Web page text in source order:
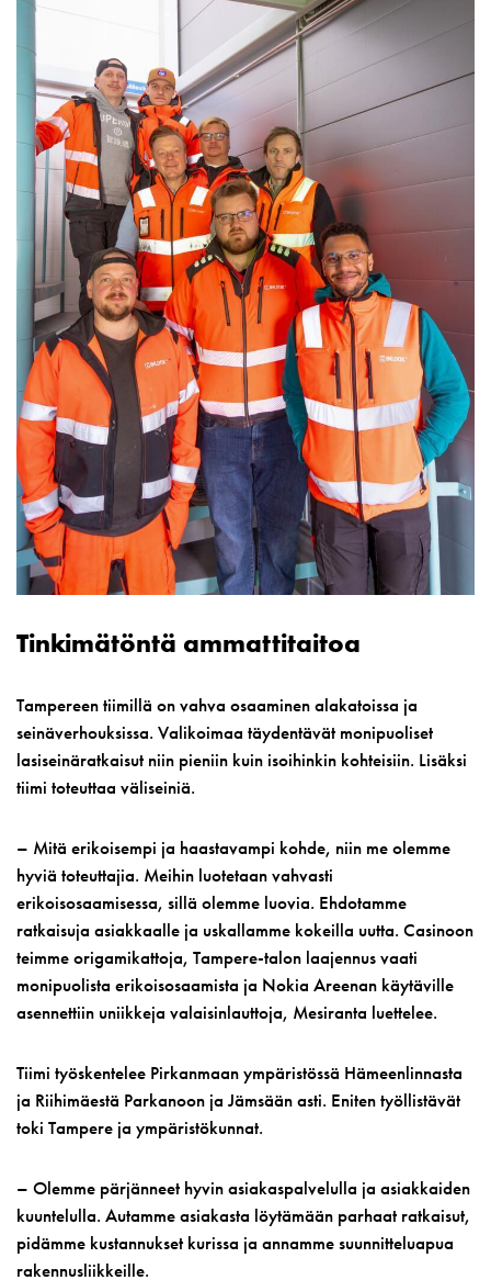
Tinkimätöntä ammattitaitoa
Tampereen tiimillä on vahva osaaminen alakatoissa ja
seinäverhouksissa. Valikoimaa täydentävät monipuoliset
lasiseinäratkaisut niin pieniin kuin isoihinkin kohteisiin. Lisäksi
tiimi toteuttaa väliseiniä.
– Mitä erikoisempi ja haastavampi kohde, niin me olemme
hyviä toteuttajia. Meihin luotetaan vahvasti
erikoisosaamisessa, sillä olemme luovia. Ehdotamme
ratkaisuja asiakkaalle ja uskallamme kokeilla uutta. Casinoon
teimme origamikattoja, Tampere-talon laajennus vaati
monipuolista erikoisosaamista ja Nokia Areenan käytäville
asennettiin uniikkeja valaisinlauttoja, Mesiranta luettelee.
Tiimi työskentelee Pirkanmaan ympäristössä Hämeenlinnasta
ja Riihimäestä Parkanoon ja Jämsään asti. Eniten työllistävät
toki Tampere ja ympäristökunnat.
– Olemme pärjänneet hyvin asiakaspalvelulla ja asiakkaiden
kuuntelulla. Autamme asiakasta löytämään parhaat ratkaisut,
pidämme kustannukset kurissa ja annamme suunnitteluapua
rakennusliikkeille.